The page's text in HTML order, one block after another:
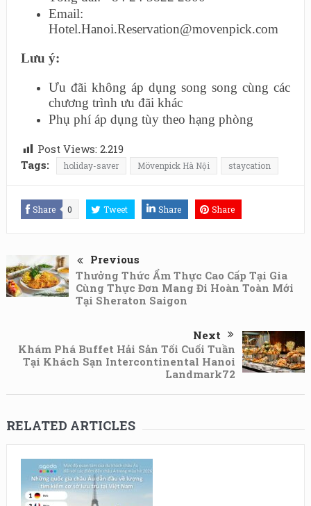
Email:
Hotel.Hanoi.Reservation@movenpick.com
Lưu ý:
Ưu đãi không áp dụng song song cùng các
chương trình ưu đãi khác
Phụ phí áp dụng tùy theo hạng phòng
Post Views: 2.219
Tags:
holiday-saver Mövenpick Hà Nội staycation
Share 0 Tweet Share Share
Previous
Thưởng Thức Ẩm Thực Cao Cấp Tại Gia
Cùng Thực Đơn Mang Đi Hoàn Toàn Mới
Tại Sheraton Saigon
Next
Khám Phá Buffet Hải Sản Tối Cuối Tuần
Tại Khách Sạn Intercontinental Hanoi
Landmark72
RELATED ARTICLES